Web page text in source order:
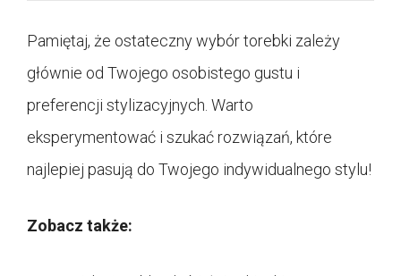
Pamiętaj, że ostateczny wybór torebki zależy
głównie od Twojego osobistego gustu i
preferencji stylizacyjnych. Warto
eksperymentować i szukać rozwiązań, które
najlepiej pasują do Twojego indywidualnego stylu!
Zobacz także: